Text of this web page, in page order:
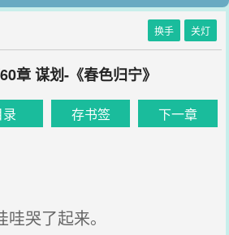
换手 关灯
章 谋划-《春色归宁》
录 存书签 下一章
哭了起来。